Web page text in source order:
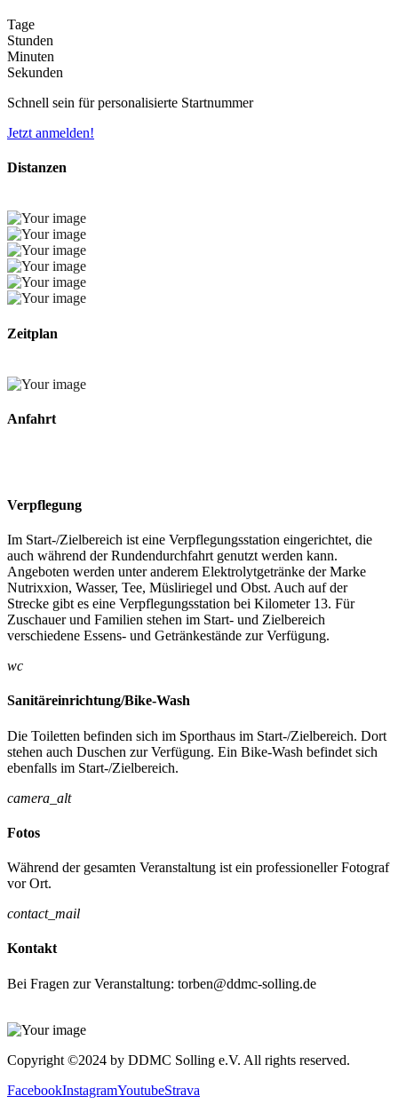
Tage
Stunden
Minuten
Sekunden
Schnell sein für personalisierte Startnummer
Jetzt anmelden!
Distanzen
Zeitplan
Anfahrt
Verpflegung
Im Start-/Zielbereich ist eine Verpflegungsstation eingerichtet, die
auch während der Rundendurchfahrt genutzt werden kann.
Angeboten werden unter anderem Elektrolytgetränke der Marke
Nutrixxion, Wasser, Tee, Müsliriegel und Obst. Auch auf der
Strecke gibt es eine Verpflegungsstation bei Kilometer 13. Für
Zuschauer und Familien stehen im Start- und Zielbereich
verschiedene Essens- und Getränkestände zur Verfügung.
wc
Sanitäreinrichtung/Bike-Wash
Die Toiletten befinden sich im Sporthaus im Start-/Zielbereich. Dort
stehen auch Duschen zur Verfügung. Ein Bike-Wash befindet sich
ebenfalls im Start-/Zielbereich.
camera_alt
Fotos
Während der gesamten Veranstaltung ist ein professioneller Fotograf
vor Ort.
contact_mail
Kontakt
Bei Fragen zur Veranstaltung: torben@ddmc-solling.de
Copyright ©2024 by DDMC Solling e.V. All rights reserved.
FacebookInstagramYoutubeStrava